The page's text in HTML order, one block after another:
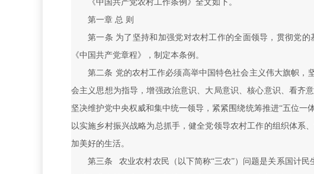
《中国共产党农村工作条例》全文如下。
第一章 总 则
第一条 为了坚持和加强党对农村工作的全面领导，贯彻党
《中国共产党章程》，制定本条例。
第二条 党的农村工作必须高举中国特色社会主义伟大旗帜，
会主义思想为指导，增强政治意识、大局意识、核心意识、看齐
坚决维护党中央权威和集中统一领导，紧紧围绕统筹推进“五位一
以实施乡村振兴战略为总抓手，健全党领导农村工作的组织体系
加美好的生活。
第三条 农业农村农民（以下简称“三农”）问题是关系国计民